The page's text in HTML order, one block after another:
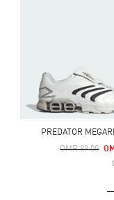
Price Reduced From
OMR 89.00
To